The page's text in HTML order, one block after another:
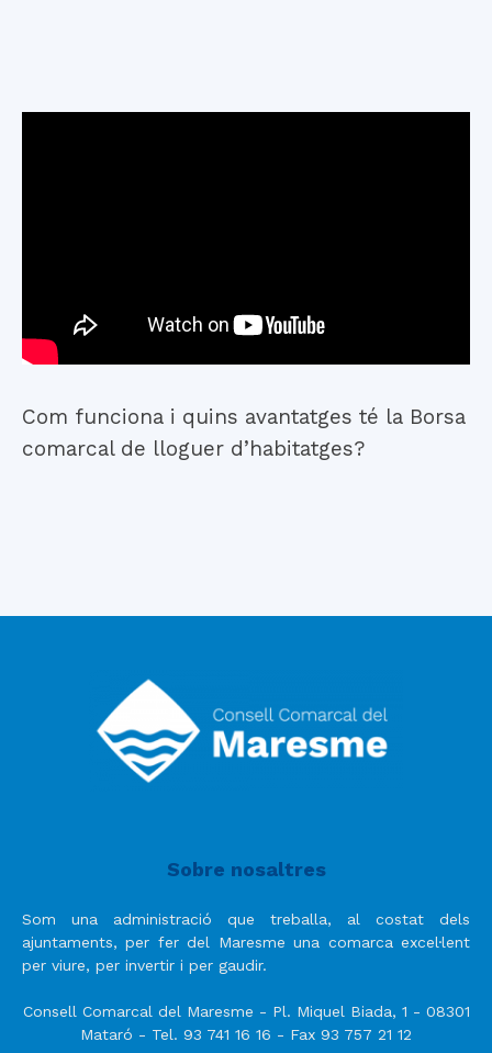
Com funciona i quins avantatges té la Borsa
comarcal de lloguer d’habitatges?
Sobre nosaltres
Som una administració que treballa, al costat dels
ajuntaments, per fer del Maresme una comarca excel·lent
per viure, per invertir i per gaudir.
Consell Comarcal del Maresme - Pl. Miquel Biada, 1 - 08301
Mataró - Tel. 93 741 16 16 - Fax 93 757 21 12